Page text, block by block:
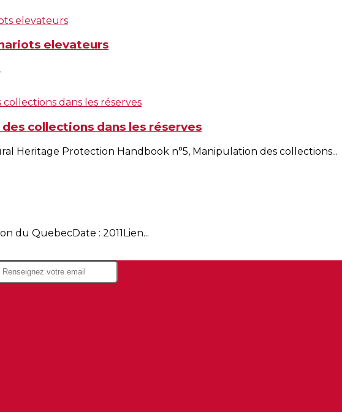
elevateurs
collections dans les réserves
Heritage Protection Handbook n°5, Manipulation des collections...
du QuebecDate : 2011Lien...